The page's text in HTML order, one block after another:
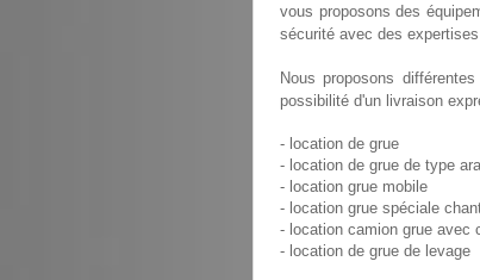
vous proposons des
sécurité avec des
Nous proposons
possibilité d'un livraison
- location de grue
- location de grue de type
- location grue mobile
- location grue spéciale
- location camion grue avec
- location de grue de levage